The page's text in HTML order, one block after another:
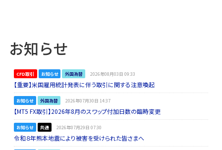
お知らせ
CFD取引 お知らせ 外国為替 2026年08月03日 09:33
【重要】米国雇用統計発表に伴う取引に関する注意喚起
お知らせ 外国為替 2026年07月30日 14:37
【MT5 FX取引】2026年8月のスワップ付加日数の臨時変更
お知らせ 共通 2026年07月29日 07:30
令和８年熊本地震により被害を受けられた皆さまへ